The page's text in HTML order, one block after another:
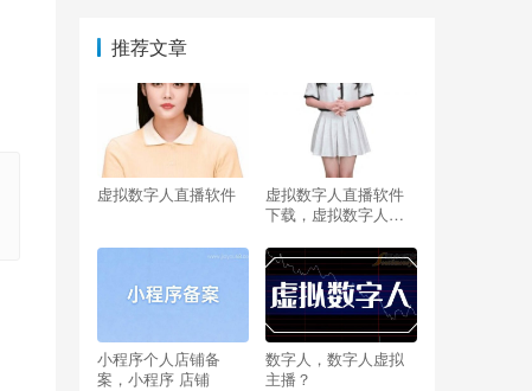
推荐文章
虚拟数字人直播软件
虚拟数字人直播软件
下载，虚拟数字人
小程序个人店铺备
案，小程序 店铺
数字人，数字人虚拟
主播？